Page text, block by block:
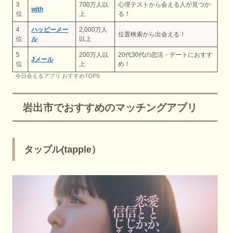
3
位
with
700万人以
上
心理テストから会える人が見つか
る！
4
位
ハッピーメー
ル
2,000万人
以上
位置検索から出会える！
5
位
Jメール
200万人以
上
20代30代の恋活・デートにおすす
め！
​今日会えるアプリ おすすめTOP5
岩出市でおすすめのマッチングアプリ
タップル(tapple）